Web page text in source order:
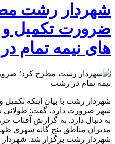
شهردار رشت
ضرورت تکمیل و
های نیمه تمام
شهردار رشت با بیان اینکه تکمیل
شهر ضرورت دارد، گفت: طولانی
به دنبال دارد. به گزارش آفتاب
مدیران مناطق پنج گانه شهری
شهردار رشت برگزار شد.